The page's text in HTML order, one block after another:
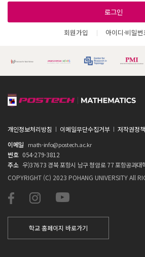
로그인
회원가입 아이디·비밀
개인정보처리방침 이메일무단수집거부
저작권정책
이메일
math-info@postech.ac.kr
번호 054-279-3812
주소 우)37673 경북 포항시 남구 청암로 77 포항공과대
COPYRIGHT (C) 2023 POHANG UNIVERSITY All
학교 홈페이지 바로가기